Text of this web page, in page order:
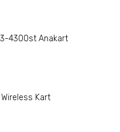
4300st Anakart
Kart